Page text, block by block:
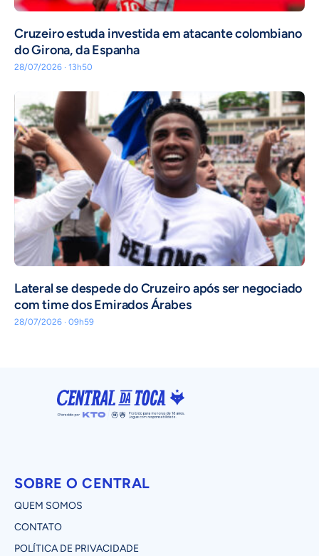
Cruzeiro estuda investida em atacante colombiano
do Girona, da Espanha
28/07/2026 · 13h50
Lateral se despede do Cruzeiro após ser negociado
com time dos Emirados Árabes
28/07/2026 · 09h59
SOBRE O CENTRAL
QUEM SOMOS
CONTATO
POLÍTICA DE PRIVACIDADE